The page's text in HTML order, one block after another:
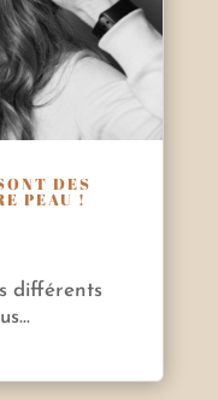
DES
PEAU !
différents